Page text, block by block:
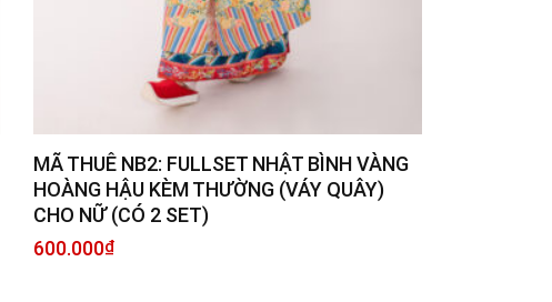
MÃ THUÊ NB2: FULLSET NHẬT BÌNH VÀNG
HOÀNG HẬU KÈM THƯỜNG (VÁY QUÂY)
CHO NỮ (CÓ 2 SET)
600.000₫